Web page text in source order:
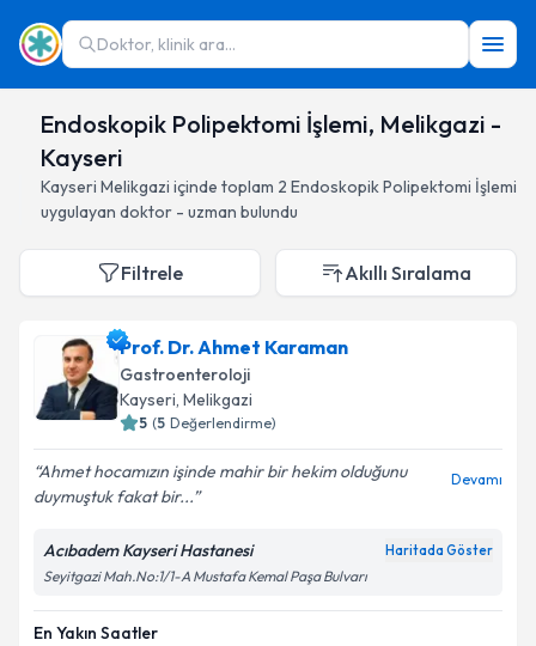
Doktor, klinik ara...
Endoskopik Polipektomi İşlemi, Melikgazi -
Kayseri
Kayseri Melikgazi içinde toplam 2 Endoskopik Polipektomi İşlemi
uygulayan doktor - uzman bulundu
Filtrele Akıllı Sıralama
Prof. Dr. Ahmet Karaman
Gastroenteroloji
Kayseri, Melikgazi
5 (5 Değerlendirme)
Ahmet hocamızın işinde mahir bir hekim olduğunu
duymuştuk fakat bir...
Devamı
Acıbadem Kayseri Hastanesi Haritada Göster
Seyitgazi Mah.No:1/1-A Mustafa Kemal Paşa Bulvarı
En Yakın Saatler